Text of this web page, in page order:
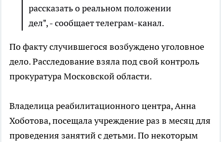
рассказать о реальном положении
дел", - сообщает телеграм-канал.
По факту случившегося возбуждено уголовное
дело. Расследование взяла под свой контроль
прокуратура Московской области.
Владелица реабилитационного центра, Анна
Хоботова, посещала учреждение раз в месяц для
проведения занятий с детьми. По некоторым